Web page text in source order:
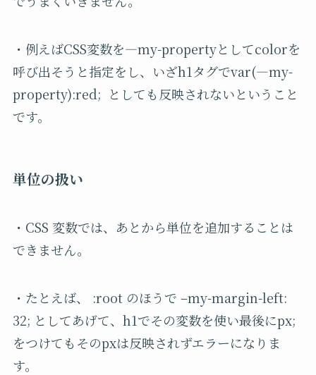
・例えばCSS変数を—my-propertyとしてcolorを
呼び出そうと指定をし、いざh1タグでvar(—my-
property):red; としても反映されないということ
です。
単位の扱い
・CSS 変数では、あとから単位を追加することは
できません。
・たとえば、 :root のほうで –my-margin-left:
32; としてあげて、h1でその変数を使い最後にpx;
をつけてもそのpxは反映されずエラーになりま
す。